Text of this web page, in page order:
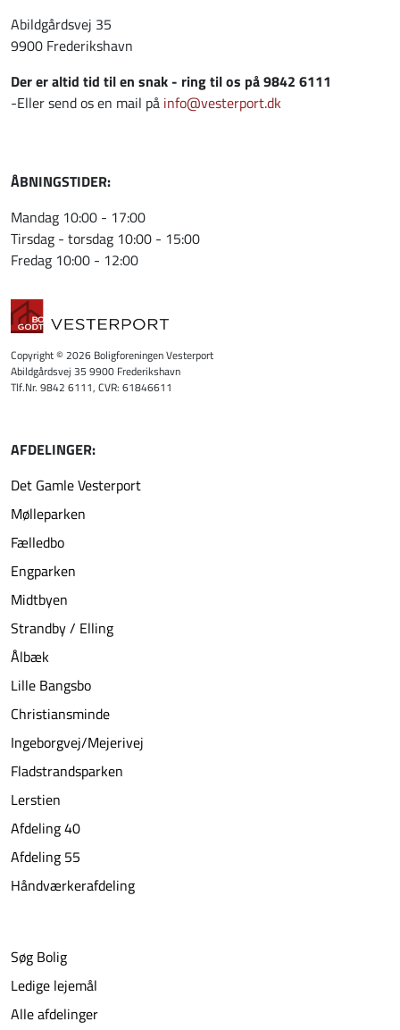
Abildgårdsvej 35
9900 Frederikshavn
Der er altid tid til en snak - ring til os på 9842 6111
-Eller send os en mail på info@vesterport.dk
ÅBNINGSTIDER:
Mandag 10:00 - 17:00
Tirsdag - torsdag 10:00 - 15:00
Fredag 10:00 - 12:00
Copyright © 2026 Boligforeningen Vesterport
Abildgårdsvej 35 9900 Frederikshavn
Tlf.Nr. 9842 6111, CVR: 61846611
AFDELINGER:
Det Gamle Vesterport
Mølleparken
Fælledbo
Engparken
Midtbyen
Strandby / Elling
Ålbæk
Lille Bangsbo
Christiansminde
Ingeborgvej/Mejerivej
Fladstrandsparken
Lerstien
Afdeling 40
Afdeling 55
Håndværkerafdeling
Søg Bolig
Ledige lejemål
Alle afdelinger